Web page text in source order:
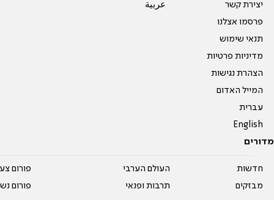
יצירת קשר
פרסמו אצלנו
תנאי שימוש
מדיניות פרטיות
הצהרת נגישות
המייל האדום
עברית
English
عربية
מדורים
חדשות
מבזקים
העולם הערבי
תרבות ופנאי
פורום
פורום